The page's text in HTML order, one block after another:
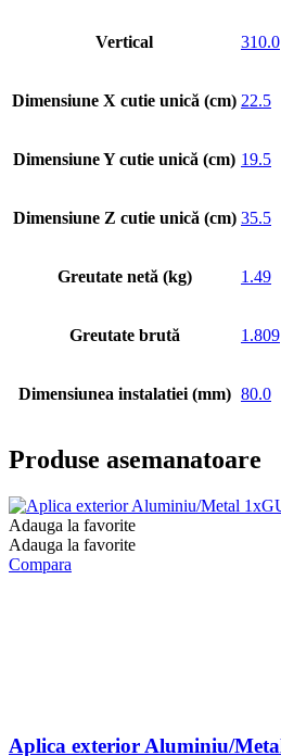
Vertical 310.0
Dimensiune X cutie unică (cm) 22.5
Dimensiune Y cutie unică (cm) 19.5
Dimensiune Z cutie unică (cm) 35.5
Greutate netă (kg) 1.49
Greutate brută 1.809
Dimensiunea instalatiei (mm) 80.0
Produse asemanatoare
Adauga la favorite
Adauga la favorite
Compara
Aplica exterior Aluminiu/